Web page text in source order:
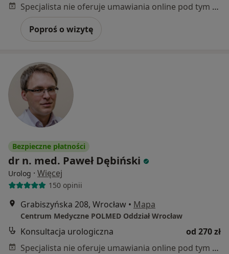
Specjalista nie oferuje umawiania online pod tym adresem.
Poproś o wizytę
Bezpieczne płatności
dr n. med. Paweł Dębiński
Urolog · Więcej
150 opinii
Grabiszyńska 208, Wrocław • Mapa
Centrum Medyczne POLMED Oddział Wrocław
Konsultacja urologiczna
od 270 zł
Specjalista nie oferuje umawiania online pod tym adresem.